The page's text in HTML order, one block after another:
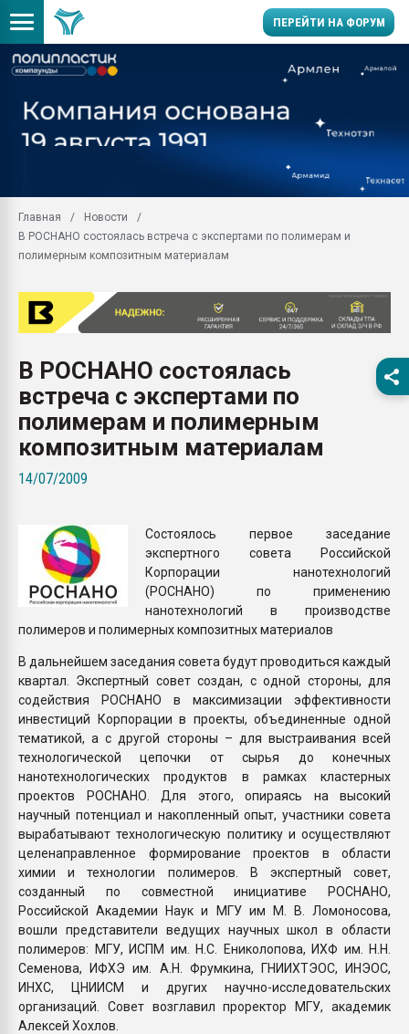
ПЕРЕЙТИ НА ФОРУМ
производство SPC
заводу пластмасс"
28.07.2026
первый план в
28.07.2026
ситуацией на
Всё, что касается
бутылок
Главная
Новости
В РОСНАНО состоялась встреча с экспертами по полимерам и
полимерным композитным материалам
В РОСНАНО состоялась
встреча с экспертами по
полимерам и полимерным
композитным материалам
14/07/2009
Cостоялось первое заседание
экспертного совета Российской
Корпорации нанотехнологий
(РОСНАНО) по применению
нанотехнологий в производстве
полимеров и полимерных композитных материалов
В дальнейшем заседания совета будут проводиться каждый
квартал. Экспертный совет создан, с одной стороны, для
содействия РОСНАНО в максимизации эффективности
инвестиций Корпорации в проекты, объединенные одной
тематикой, а с другой стороны – для выстраивания всей
технологической цепочки от сырья до конечных
нанотехнологических продуктов в рамках кластерных
проектов РОСНАНО. Для этого, опираясь на высокий
научный потенциал и накопленный опыт, участники совета
вырабатывают технологическую политику и осуществляют
целенаправленное формирование проектов в области
химии и технологии полимеров. В экспертный совет,
созданный по совместной инициативе РОСНАНО,
Российской Академии Наук и МГУ им М. В. Ломоносова,
вошли представители ведущих научных школ в области
полимеров: МГУ, ИСПМ им. Н.С. Ениколопова, ИХФ им. Н.Н.
Семенова, ИФХЭ им. А.Н. Фрумкина, ГНИИХТЭОС, ИНЭОС,
ИНХС, ЦНИИСМ и других научно-исследовательских
организаций. Совет возглавил проректор МГУ, академик
Алексей Хохлов.